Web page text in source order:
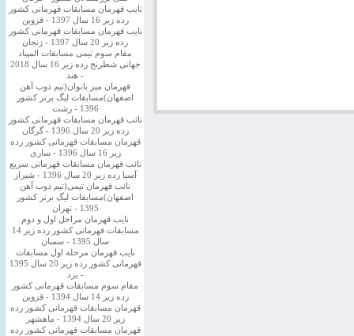
نایب قهرمان مسابقات قهرمانی کشور
رده زیر 16 سال 1397 - قزوین
نایب قهرمان مسابقات قهرمانی کشور
رده زیر 20 سال 1397 - زنجان
مقام سوم تیمی مسابقات المپیاد
جهانی شطرنج رده زیر 16 سال 2018
- هند
قهرمان میز بانوان(تیم ذوب آهن
اصفهان)مسابقات لیگ برتر کشور
1396 - رشت
نائب قهرمان مسابقات قهرمانی کشور
رده زیر 20 سال 1396 - گرگان
قهرمان مسابقات قهرمانی کشور رده
زیر 16 سال 1396 - ساری
نائب قهرمان مسابقات قهرمانی سریع
آسیا رده زیر 20 سال 1396 - شیراز
نائب قهرمان تیمی(تیم ذوب آهن
اصفهان)مسابقات لیگ برتر کشور
1395 - تهران
نایب قهرمان مراحل اول و دوم
مسابقات قهرمانی کشور رده زیر 14
سال 1395 - سمنان
نایب قهرمان مرحله اول مسابقات
قهرمانی کشور رده زیر 20 سال 1395
- یزد
مقام سوم مسابقات قهرمانی کشور
رده زیر 14 سال 1394 - قزوین
قهرمان مسابقات قهرمانی کشور رده
زیر 20 سال 1394 - ماهشهر
قهرمان مسابقات قهرمانی کشور رده